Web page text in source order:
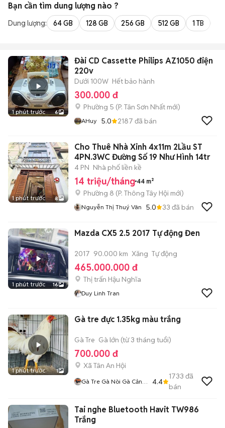
Bạn cần tìm dung lượng nào ?
Dung lượng: 64 GB 128 GB 256 GB 512 GB 1 TB
1 phút trước 6
Đài CD Cassette Philips AZ1050 điện
220v
Dưới 100W Hết bảo hành
300.000 đ
Phường 5 (P. Tân Sơn Nhất mới)
AHuy 5.0 2187 đã bán
1 phút trước 8
Cho Thuê Nhà Xinh 4x11m 2Lầu ST
4PN.3WC Đường Số 19 Như Hình 14tr
4 PN Nhà phố liền kề
14 triệu/tháng 44 m²
Phường 8 (P. Thông Tây Hội mới)
Nguyễn Thị Thuý Vân 5.0 33 đã bán
1 phút trước 16
Mazda CX5 2.5 2017 Tự động Đen
2017 90.000 km Xăng Tự động
465.000.000 đ
Thị trấn Hậu Nghĩa
Duy Linh Tran
1 phút trước 1
Gà tre đực 1.35kg màu trắng
Gà Tre Gà lớn (từ 3 tháng tuổi)
700.000 đ
Xã Tân An Hội
Gà Tre Gà Nòi Gà Cảnh
4.4
1733 đã
bán
Tai nghe Bluetooth Havit TW986
Trắng